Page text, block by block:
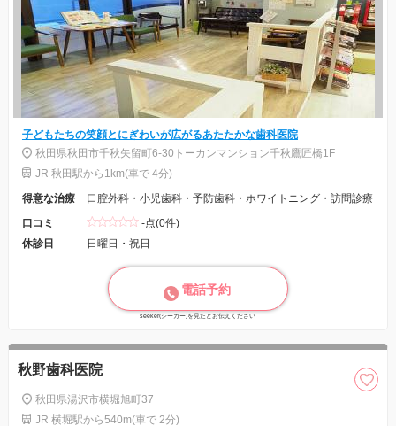
子どもたちの笑顔とにぎわいが広がるあたたかな歯科医院
秋田県秋田市千秋矢留町6-30トーカンマンション千秋鷹匠橋1F
JR 秋田駅から1km(車で 4分)
得意な治療
口腔外科・小児歯科・予防歯科・ホワイトニング・訪問診療
口コミ
-点(0件)
休診日
日曜日・祝日
電話予約
seeker(シーカー)を見たとお伝えください
秋野歯科医院
秋田県湯沢市横堀旭町37
JR 横堀駅から540m(車で 2分)